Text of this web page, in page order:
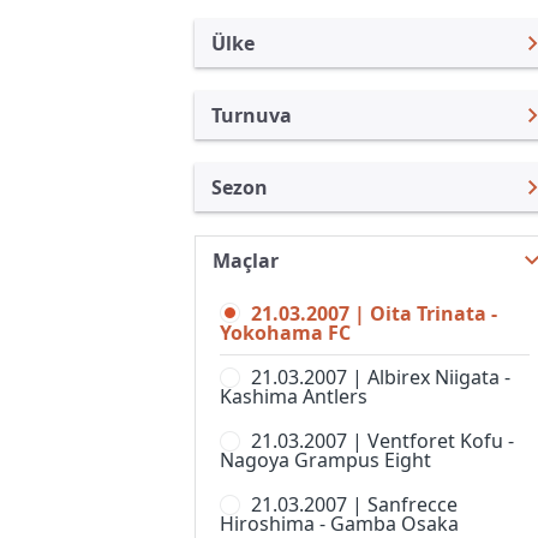
Ülke
Japonya
Türkiye
Uluslararası
Uluslararası Kulüpler
Turkiye
İngiltere
Almanya Amatör
Fransa
Turnuva
Emperor Kupası
J.Lig 2
J.Ligi
Japonya Futbol Ligi
Nadeshiko Ligi, 1. Lig, Kadınlar
Süper Kupa
Sezon
J. Lig Kupası 2026
J. Lig Kupası 2025
J. Lig Kupası 2024
J. Lig Kupası 2023
J. Lig Kupası 2022
J. Lig Kupası 2021
Maçlar
21.03.2007 | Oita Trinata -
Yokohama FC
21.03.2007 | Albirex Niigata -
Kashima Antlers
21.03.2007 | Ventforet Kofu -
Nagoya Grampus Eight
21.03.2007 | Sanfrecce
Hiroshima - Gamba Osaka